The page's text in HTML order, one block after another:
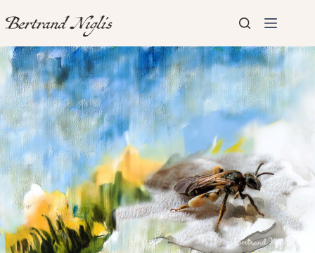
au
contenu
Aucun
résultat
Accueil
Présentation
Articles